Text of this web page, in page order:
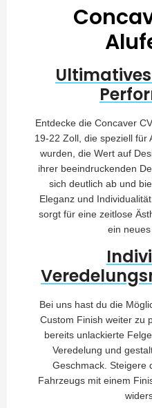
Entdecke die Concaver
19-22 Zoll, die speziell für
wurden, die Wert auf
ihrer beeindruckenden
sich deutlich ab und
Eleganz und
sorgt für eine zeitlose
ein neues
Bei uns hast du die
Custom Finish weiter zu
bereits unlackierte
Veredelung und
Geschmack. Steigere
Fahrzeugs mit einem